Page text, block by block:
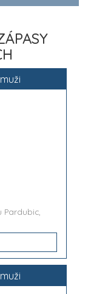
Pardubic,